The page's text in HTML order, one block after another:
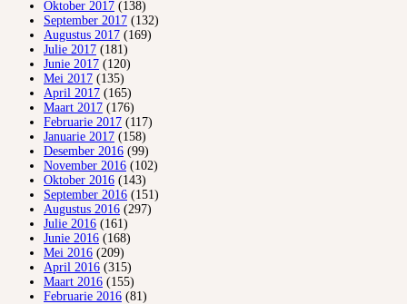
Oktober 2017 (138)
September 2017 (132)
Augustus 2017 (169)
Julie 2017 (181)
Junie 2017 (120)
Mei 2017 (135)
April 2017 (165)
Maart 2017 (176)
Februarie 2017 (117)
Januarie 2017 (158)
Desember 2016 (99)
November 2016 (102)
Oktober 2016 (143)
September 2016 (151)
Augustus 2016 (297)
Julie 2016 (161)
Junie 2016 (168)
Mei 2016 (209)
April 2016 (315)
Maart 2016 (155)
Februarie 2016 (81)